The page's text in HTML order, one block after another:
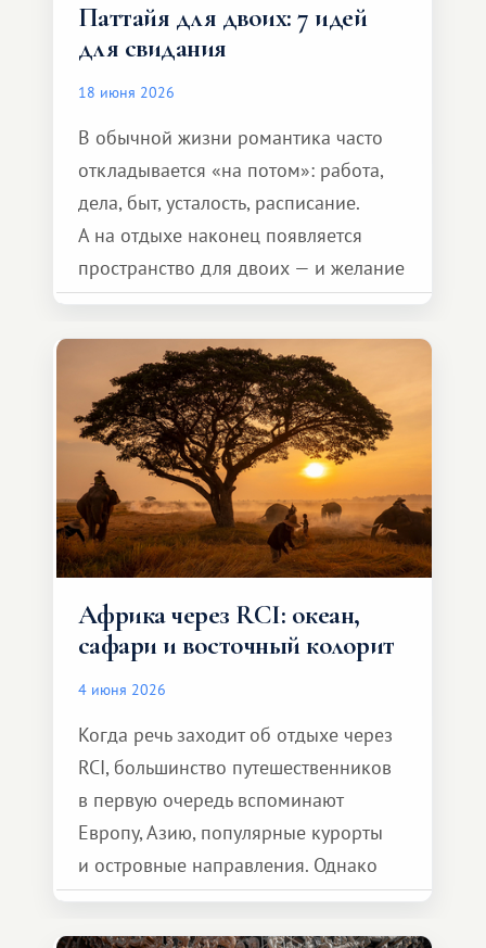
Паттайя для двоих: 7 идей
для свидания
18 июня 2026
В обычной жизни романтика часто
откладывается «на потом»: работа,
дела, быт, усталость, расписание.
А на отдыхе наконец появляется
пространство для двоих — и желание
сделать для близкого человека что-то
особенное. Не обязательно
масштабное, но тёплое
и запоминающееся :)
Африка через RCI: океан,
сафари и восточный колорит
4 июня 2026
Когда речь заходит об отдыхе через
RCI, большинство путешественников
в первую очередь вспоминают
Европу, Азию, популярные курорты
и островные направления. Однако
возможности обменной системы
значительно шире. Среди них есть